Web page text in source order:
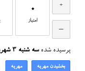
0
امتیاز
پرسیده شده سه شنبه ۳ شهریور ۱۳۹۴
بخشیدن مهریه مهریه